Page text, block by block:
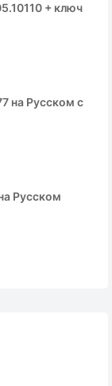
+ ключ
на Русском с
Русском